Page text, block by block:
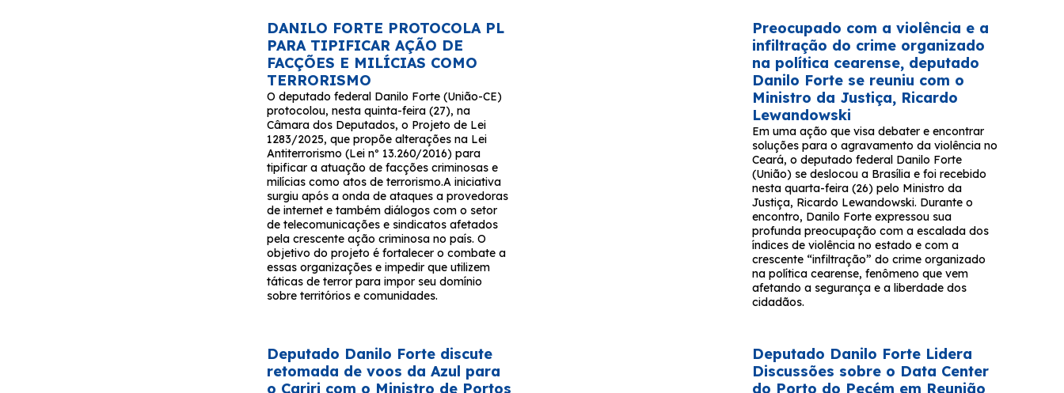
DANILO FORTE PROTOCOLA PL
PARA TIPIFICAR AÇÃO DE
FACÇÕES E MILÍCIAS COMO
TERRORISMO
O deputado federal Danilo Forte (União-CE)
protocolou, nesta quinta-feira (27), na
Câmara dos Deputados, o Projeto de Lei
1283/2025, que propõe alterações na Lei
Antiterrorismo (Lei nº 13.260/2016) para
tipificar a atuação de facções criminosas e
milícias como atos de terrorismo.A iniciativa
surgiu após a onda de ataques a provedoras
de internet e também diálogos com o setor
de telecomunicações e sindicatos afetados
pela crescente ação criminosa no país. O
objetivo do projeto é fortalecer o combate a
essas organizações e impedir que utilizem
táticas de terror para impor seu domínio
sobre territórios e comunidades.
Preocupado com a violência e a
infiltração do crime organizado
na política cearense, deputado
Danilo Forte se reuniu com o
Ministro da Justiça, Ricardo
Lewandowski
Em uma ação que visa debater e encontrar
soluções para o agravamento da violência no
Ceará, o deputado federal Danilo Forte
(União) se deslocou a Brasília e foi recebido
nesta quarta-feira (26) pelo Ministro da
Justiça, Ricardo Lewandowski. Durante o
encontro, Danilo Forte expressou sua
profunda preocupação com a escalada dos
índices de violência no estado e com a
crescente “infiltração” do crime organizado
na política cearense, fenômeno que vem
afetando a segurança e a liberdade dos
cidadãos.
Deputado Danilo Forte discute
retomada de voos da Azul para
o Cariri com o Ministro de Portos
Deputado Danilo Forte Lidera
Discussões sobre o Data Center
do Porto do Pecém em Reunião